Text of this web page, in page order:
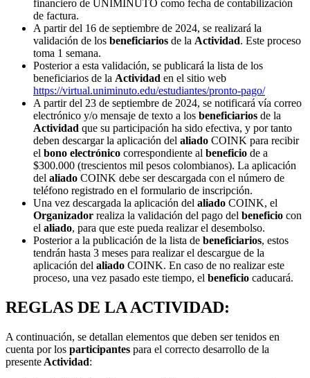
financiero de UNIMINUTO como fecha de contabilización
de factura.
A partir del 16 de septiembre de 2024, se realizará la
validación de los beneficiarios de la Actividad. Este proceso
toma 1 semana.
Posterior a esta validación, se publicará la lista de los
beneficiarios de la Actividad en el sitio web
https://virtual.uniminuto.edu/estudiantes/pronto-pago/
A partir del 23 de septiembre de 2024, se notificará vía correo
electrónico y/o mensaje de texto a los beneficiarios de la
Actividad que su participación ha sido efectiva, y por tanto
deben descargar la aplicación del aliado COINK para recibir
el bono electrónico correspondiente al beneficio de a
$300.000 (trescientos mil pesos colombianos). La aplicación
del aliado COINK debe ser descargada con el número de
teléfono registrado en el formulario de inscripción.
Una vez descargada la aplicación del aliado COINK, el
Organizador realiza la validación del pago del beneficio con
el aliado, para que este pueda realizar el desembolso.
Posterior a la publicación de la lista de beneficiarios, estos
tendrán hasta 3 meses para realizar el descargue de la
aplicación del aliado COINK. En caso de no realizar este
proceso, una vez pasado este tiempo, el beneficio caducará.
REGLAS DE LA ACTIVIDAD:
A continuación, se detallan elementos que deben ser tenidos en
cuenta por los participantes para el correcto desarrollo de la
presente Actividad: